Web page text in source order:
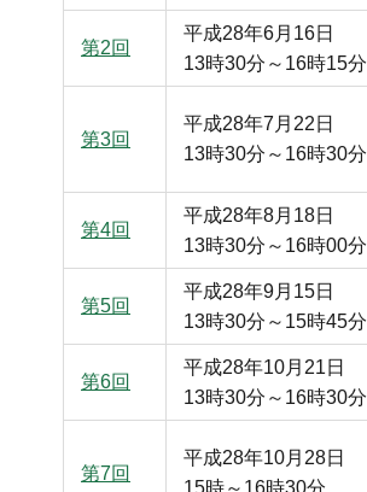
第2回
平成28年6月16日
13時30分～16時15分
第3回
平成28年7月22日
13時30分～16時30分
第4回
平成28年8月18日
13時30分～16時00分
第5回
平成28年9月15日
13時30分～15時45分
第6回
平成28年10月21日
13時30分～16時30分
第7回
平成28年10月28日
15時～16時30分